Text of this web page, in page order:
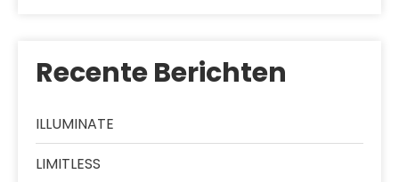
Recente Berichten
ILLUMINATE
LIMITLESS